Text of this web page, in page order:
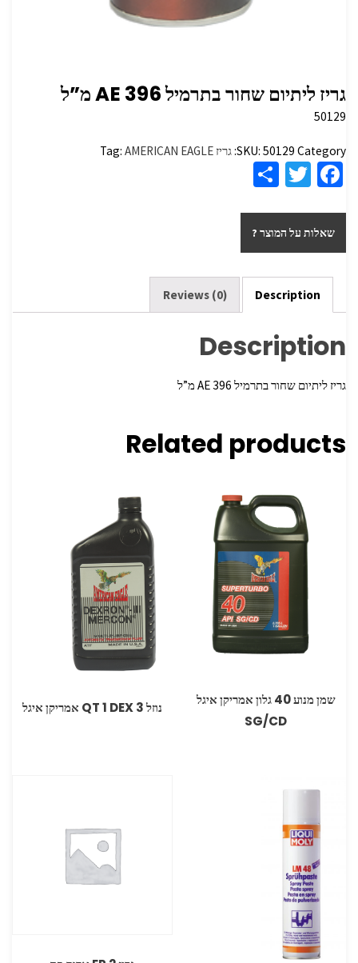
גריז ליתיום שחור בתרמיל 396‏ AE מ”ל
50129
SKU: 50129 Category: גריז Tag: AMERICAN EAGLE
Fa
b
o
o
k
T
tt
er
ar
e
שאלות על המוצר ?
Description
Reviews (0)
Description
גריז ליתיום שחור בתרמיל 396‏ AE מ”ל
Related products
שמן מנוע 40 גלון אמריקן איגל
SG/CD
נוזל DEX 3 ‏1 ‏QT אמריקן איגל